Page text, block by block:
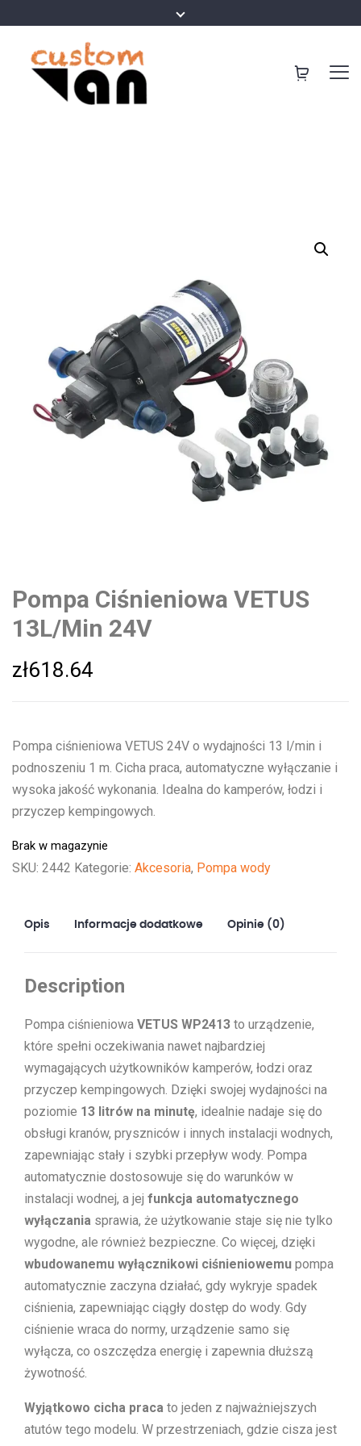
Pompa Ciśnieniowa VETUS
13L/Min 24V
zł618.64
Pompa ciśnieniowa VETUS 24V o wydajności 13 l/min i
podnoszeniu 1 m. Cicha praca, automatyczne wyłączanie i
wysoka jakość wykonania. Idealna do kamperów, łodzi i
przyczep kempingowych.
Brak w magazynie
SKU: 2442 Kategorie: Akcesoria, Pompa wody
Opis Informacje dodatkowe Opinie (0)
Description
Pompa ciśnieniowa VETUS WP2413 to urządzenie,
które spełni oczekiwania nawet najbardziej
wymagających użytkowników kamperów, łodzi oraz
przyczep kempingowych. Dzięki swojej wydajności na
poziomie 13 litrów na minutę, idealnie nadaje się do
obsługi kranów, pryszniców i innych instalacji wodnych,
zapewniając stały i szybki przepływ wody. Pompa
automatycznie dostosowuje się do warunków w
instalacji wodnej, a jej funkcja automatycznego
wyłączania sprawia, że użytkowanie staje się nie tylko
wygodne, ale również bezpieczne. Co więcej, dzięki
wbudowanemu wyłącznikowi ciśnieniowemu pompa
automatycznie zaczyna działać, gdy wykryje spadek
ciśnienia, zapewniając ciągły dostęp do wody. Gdy
ciśnienie wraca do normy, urządzenie samo się
wyłącza, co oszczędza energię i zapewnia dłuższą
żywotność.
Wyjątkowo cicha praca to jeden z najważniejszych
atutów tego modelu. W przestrzeniach, gdzie cisza jest